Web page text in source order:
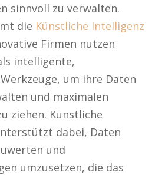
sinnvoll zu verwalten.
die Künstliche Intelligenz
Firmen nutzen
intelligente,
um ihre Daten
und maximalen
ziehen. Künstliche
dabei, Daten
und
umzusetzen, die das